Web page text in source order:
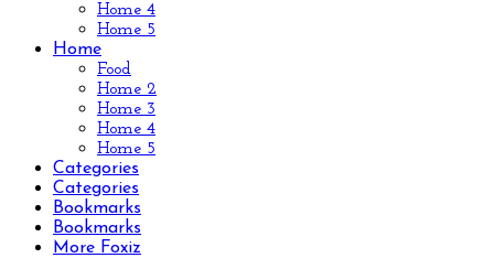
Home 4
Home 5
Home
Food
Home 2
Home 3
Home 4
Home 5
Categories
Categories
Bookmarks
Bookmarks
More Foxiz